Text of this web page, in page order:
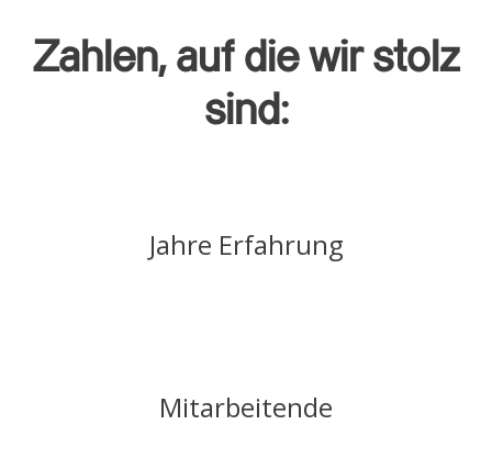
Zahlen, auf die wir stolz
sind:
Jahre Erfahrung
Mitarbeitende